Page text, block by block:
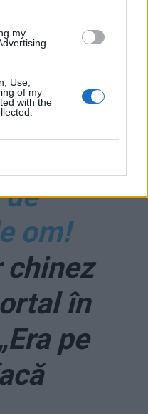
my
Use,
of my
with the
banii
Firea: a
de
telemea
130 de
om!
chinez
în
pe